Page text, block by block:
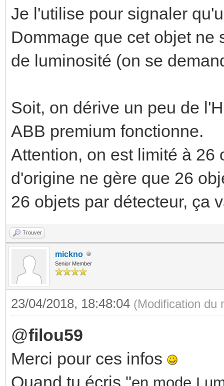
Je l'utilise pour signaler
Dommage que cet objet ne
de luminosité (on se
Soit, on dérive un peu de
ABB premium fonctionne.
Attention, on est limité à 26
d'origine ne gère que 26
26 objets par détecteur, ça
Trouver
mickno
Senior Member
23/04/2018, 18:48:04 (Modification du
@filou59
Merci pour ces infos
Quand tu écris "